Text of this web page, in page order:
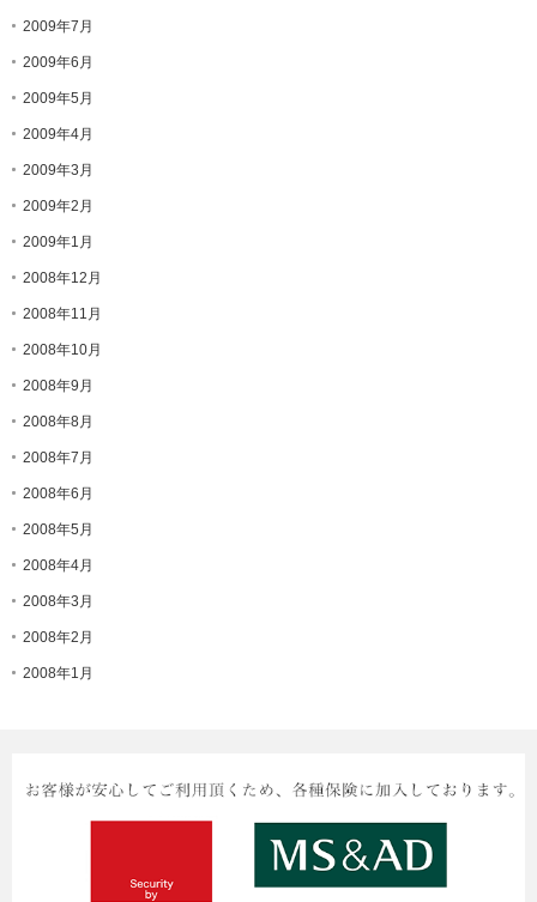
2009年7月
2009年6月
2009年5月
2009年4月
2009年3月
2009年2月
2009年1月
2008年12月
2008年11月
2008年10月
2008年9月
2008年8月
2008年7月
2008年6月
2008年5月
2008年4月
2008年3月
2008年2月
2008年1月